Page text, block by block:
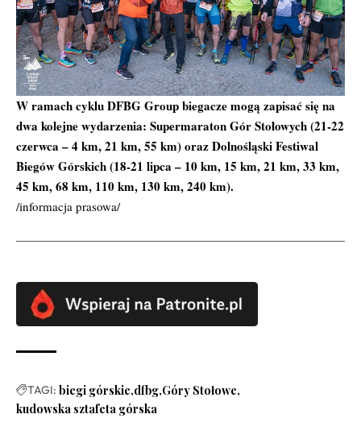
W ramach cyklu DFBG Group biegacze mogą zapisać się na
dwa kolejne wydarzenia: Supermaraton Gór Stołowych(21-22
czerwca – 4 km, 21 km, 55 km) orazDolnośląski Festiwal
Biegów Górskich(18-21 lipca – 10 km, 15 km, 21 km, 33 km,
45 km, 68 km, 110 km, 130 km, 240 km).
/informacja prasowa/
TAGI: biegi górskie dfbg Góry Stołowe
kudowska sztafeta górska